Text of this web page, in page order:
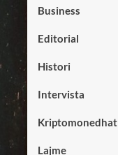
Business
Editorial
Histori
Intervista
Kriptomonedhat
Lajme